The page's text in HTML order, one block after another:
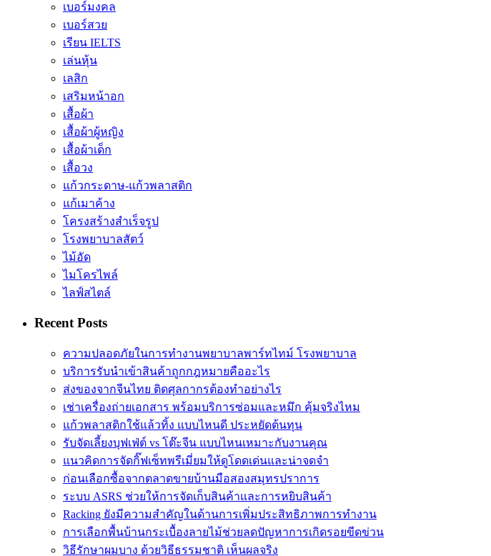
เบอร์มงคล
เบอร์สวย
เรียน IELTS
เล่นหุ้น
เลสิก
เสริมหน้าอก
เสื้อผ้า
เสื้อผ้าผู้หญิง
เสื้อผ้าเด็ก
เสื้อวง
แก้วกระดาษ-แก้วพลาสติก
แก้เมาค้าง
โครงสร้างสำเร็จรูป
โรงพยาบาลสัตว์
ไม้อัด
ไมโครไพล์
ไลฟ์สไตล์
Recent Posts
ความปลอดภัยในการทำงานพยาบาลพาร์ทไทม์ โรงพยาบาล
บริการรับนำเข้าสินค้าถูกกฎหมายคืออะไร
ส่งของจากจีนไทย ติดศุลกากรต้องทำอย่างไร
เช่าเครื่องถ่ายเอกสาร พร้อมบริการซ่อมและหมึก คุ้มจริงไหม
แก้วพลาสติกใช้แล้วทิ้ง แบบไหนดี ประหยัดต้นทุน
รับจัดเลี้ยงบุฟเฟ่ต์ vs โต๊ะจีน แบบไหนเหมาะกับงานคุณ
แนวคิดการจัดกิ๊ฟเซ็ทพรีเมี่ยมให้ดูโดดเด่นและน่าจดจำ
ก่อนเลือกซื้อจากตลาดขายบ้านมือสองสมุทรปราการ
ระบบ ASRS ช่วยให้การจัดเก็บสินค้าและการหยิบสินค้า
Racking ยังมีความสำคัญในด้านการเพิ่มประสิทธิภาพการทำงาน
การเลือกพื้นบ้านกระเบื้องลายไม้ช่วยลดปัญหาการเกิดรอยขีดข่วน
วิธีรักษาผมบาง ด้วยวิธีธรรมชาติ เห็นผลจริง